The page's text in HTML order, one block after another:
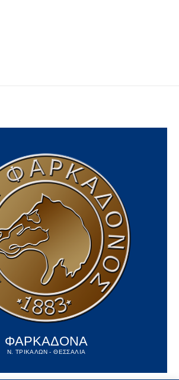
ΦΑΡΚΑΔΟΝΑ
Ν. ΤΡΙΚΑΛΩΝ - ΘΕΣΣΑΛΙΑ